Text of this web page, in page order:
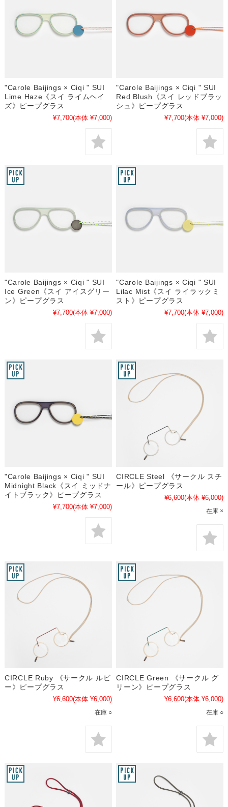
"Carole Baijings × Ciqi " SUI
Lime Haze《スイ ライムヘイ
ズ》ピープグラス
¥7,700(本体 ¥7,000)
"Carole Baijings × Ciqi " SUI
Red Blush《スイ レッドブラッ
シュ》ピープグラス
¥7,700(本体 ¥7,000)
"Carole Baijings × Ciqi " SUI
Ice Green《スイ アイスグリー
ン》ピープグラス
¥7,700(本体 ¥7,000)
"Carole Baijings × Ciqi " SUI
Lilac Mist《スイ ライラックミ
スト》ピープグラス
¥7,700(本体 ¥7,000)
"Carole Baijings × Ciqi " SUI
Midnight Black《スイ ミッドナ
イトブラック》ピープグラス
¥7,700(本体 ¥7,000)
CIRCLE Steel 《サークル スチ
ール》ピープグラス
¥6,600(本体 ¥6,000)
在庫 ×
CIRCLE Ruby 《サークル ルビ
ー》ピープグラス
¥6,600(本体 ¥6,000)
在庫 ○
CIRCLE Green 《サークル グ
リーン》ピープグラス
¥6,600(本体 ¥6,000)
在庫 ○